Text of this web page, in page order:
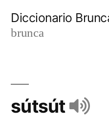
Diccionario
brunca
sútsút